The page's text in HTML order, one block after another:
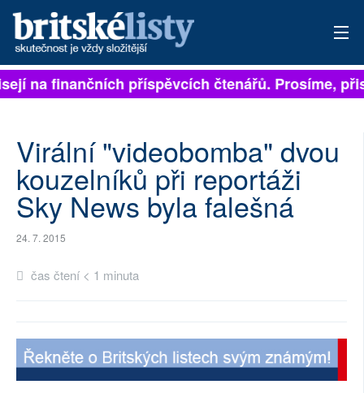
PŘIHLÁSIT
ARCHIV
ROZHOVORY
TÉMATA
NEJČTENĚJŠÍ ZA 7 DNÍ
PŘÍSPĚVKY NA PROVOZ
SOCIÁLNÍ SÍTĚ
na finančních příspěvcích čtenářů. Prosíme,
Virální "videobomba" dvou
kouzelníků při reportáži
Sky News byla falešná
24. 7. 2015
čas čtení < 1 minuta